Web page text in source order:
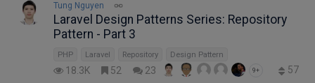
Tung Nguyen
Laravel Design Patterns Series: Repository
Pattern - Part 3
PHP Laravel Repository Design Pattern
18.3K 52 23 9+ 57